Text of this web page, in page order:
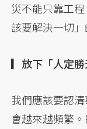
災不能只靠工
該要解決一切
▎放下「人定勝
我們應該要認
會越來越頻繁